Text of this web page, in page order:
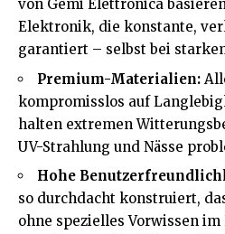
von Gemi Elettronica
Elektronik, die konstante,
garantiert – selbst bei
Premium-Materialien:
kompromisslos auf
halten extremen
UV-Strahlung und Nässe
Hohe
so durchdacht konstruiert,
ohne spezielles Vorwissen